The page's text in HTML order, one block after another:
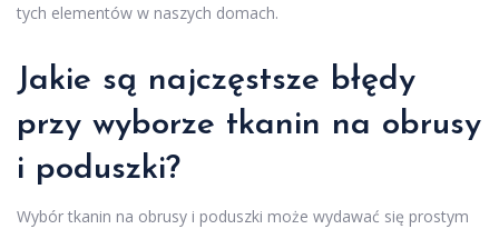
tych elementów w naszych domach.
Jakie są najczęstsze błędy
przy wyborze tkanin na obrusy
i poduszki?
Wybór tkanin na obrusy i poduszki może wydawać się prostym